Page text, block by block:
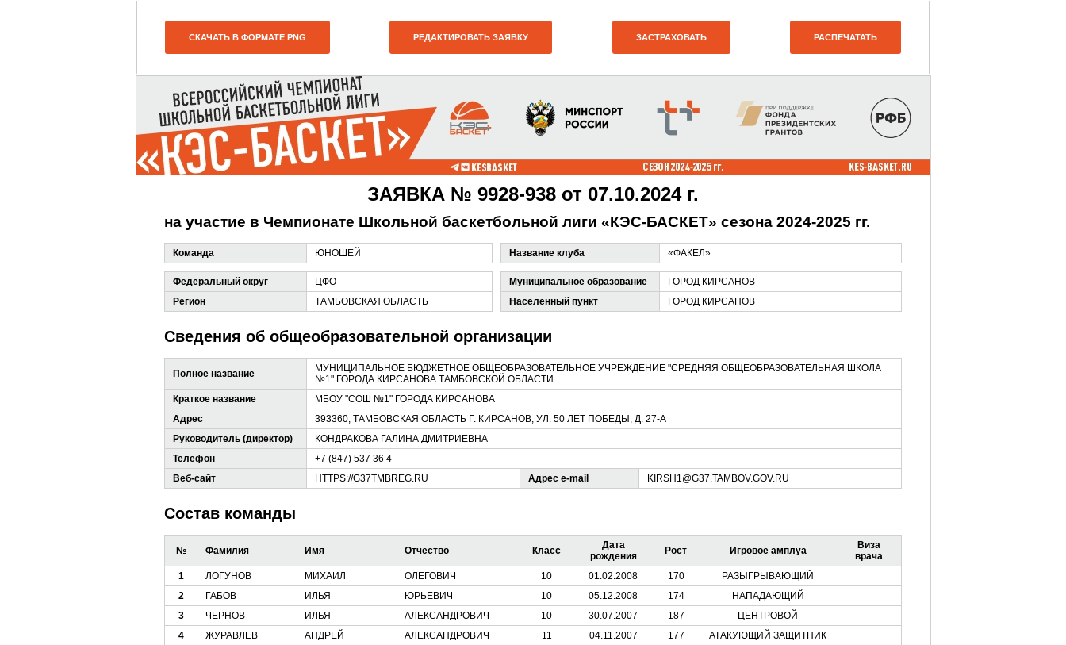
СКАЧАТЬ В ФОРМАТЕ PNG РЕДАКТИРОВАТЬ ЗАЯВКУ ЗАСТРАХОВАТЬ
ЗАЯВКА № 9928-938 от 07.10.2024 г.
на участие в Чемпионате Школьной баскетбольной лиги «КЭС-БАСКЕТ» сезона 2024-2025 гг.
Команда ЮНОШЕЙ
Федеральный округ
ЦФО
Регион
ТАМБОВСКАЯ ОБЛАСТЬ
Название клуба «ФАКЕЛ»
Муниципальное образование
ГОРОД КИРСАНОВ
Населенный пункт
ГОРОД КИРСАНОВ
Сведения об общеобразовательной организации
Полное название
МУНИЦИПАЛЬНОЕ БЮДЖЕТНОЕ ОБЩЕОБРАЗОВАТЕЛЬНОЕ УЧРЕЖДЕНИЕ "СРЕДНЯЯ ОБЩЕОБРАЗОВАТЕЛЬНАЯ ШКОЛА
№1" ГОРОДА КИРСАНОВА ТАМБОВСКОЙ ОБЛАСТИ
Краткое название
МБОУ "СОШ №1" ГОРОДА КИРСАНОВА
Адрес
393360, ТАМБОВСКАЯ ОБЛАСТЬ Г. КИРСАНОВ, УЛ. 50 ЛЕТ ПОБЕДЫ, Д. 27-А
Руководитель (директор)
КОНДРАКОВА ГАЛИНА ДМИТРИЕВНА
Телефон
+7 (847) 537 36 4
Веб-сайт
HTTPS://G37TMBREG.RU Адрес e-mail KIRSH1@G37.TAMBOV.GOV.RU
Состав команды
№ Фамилия Имя Отчество Класс
Дата
рождения
Рост Игровое амплуа
Виза
врача
1
ЛОГУНОВ МИХАИЛ ОЛЕГОВИЧ 10 01.02.2008 170
РАЗЫГРЫВАЮЩИЙ
2
ГАБОВ ИЛЬЯ ЮРЬЕВИЧ 10 05.12.2008 174
НАПАДАЮЩИЙ
3
ЧЕРНОВ ИЛЬЯ АЛЕКСАНДРОВИЧ 10 30.07.2007 187
ЦЕНТРОВОЙ
4
ЖУРАВЛЕВ АНДРЕЙ АЛЕКСАНДРОВИЧ 11 04.11.2007 177
АТАКУЮЩИЙ ЗАЩИТНИК